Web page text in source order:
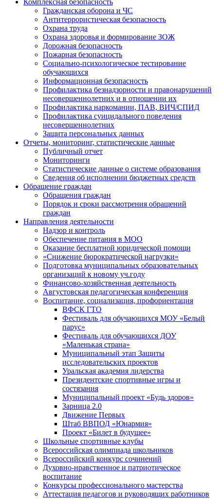
Комплексная безопасность
Гражданская оборона и ЧС
Антитеррористическая безопасность
Охрана труда
Охрана здоровья и формирование ЗОЖ
Дорожная безопасность
Пожарная безопасность
Социально-психологическое тестирование
обучающихся
Информационная безопасность
Профилактика безнадзорности и правонарушений
несовершеннолетних и в отношении их
Профилактика наркомании, ПАВ, ВИЧ/СПИД
Профилактика суицидального поведения
несовершеннолетних
Защита персональных данных
Отчеты, мониторинг, статистические данные
Публичный отчет
Мониторинги
Статистические данные о системе образования
Сведения об исполнении бюджетных средств
Обращение граждан
Обращения граждан
Порядок и сроки рассмотрения обращений
граждан
Направления деятельности
Надзор и контроль
Обеспечение питания в МОО
Оказание бесплатной юридической помощи
«Снижение бюрократической нагрузки»
Подготовка муниципальных образовательных
организаций к новому уч.году
Финансово-хозяйственная деятельность
Августовская педагогическая конференция
Воспитание, социализация, профориентация
ВФСК ГТО
Фестиваль для обучающихся МОУ «Белый
парус»
Фестиваль для обучающихся ДОУ
«Маленькая страна»
Муниципальный этап Защиты
исследовательских проектов
Уральская академия лидерства
Президентские спортивные игры и
состязания
Муниципальный проект «Будь здоров»
Зарница 2.0
Движение Первых
Штаб ВВПОД «Юнармия»
Проект «Билет в будущее»
Школьные спортивные клубы
Всероссийская олимпиада школьников
Всероссийский конкурс сочинений
Духовно-нравственное и патриотическое
воспитание
Конкурсы профессионального мастерства
Аттестация педагогов и руководящих работников